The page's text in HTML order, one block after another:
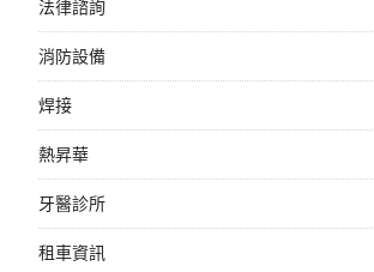
法律諮詢
消防設備
焊接
熱昇華
牙醫診所
租車資訊